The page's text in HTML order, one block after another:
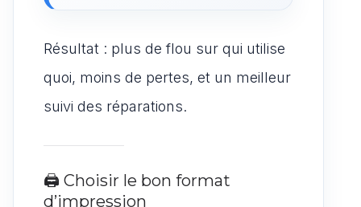
Résultat : plus de flou sur qui utilise
quoi, moins de pertes, et un meilleur
suivi des réparations.
🖨️ Choisir le bon format
d’impression